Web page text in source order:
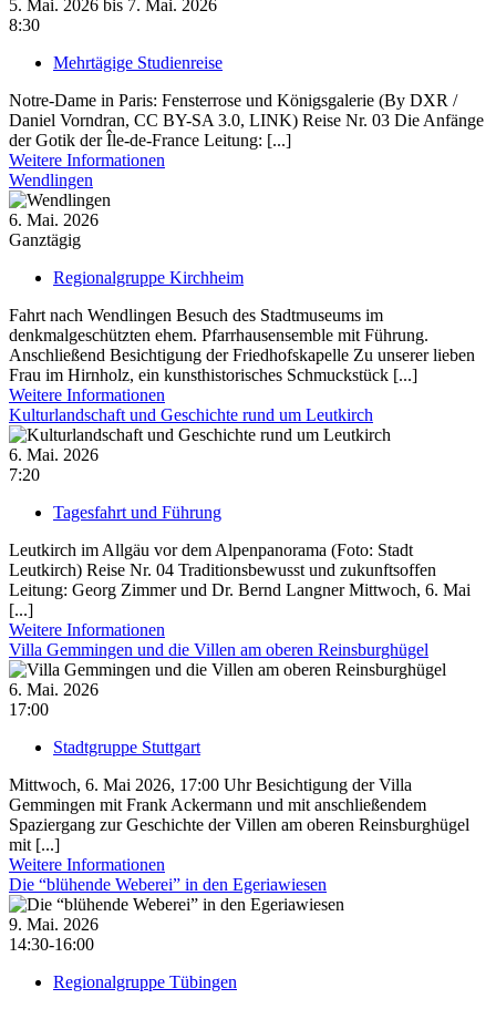
5. Mai. 2026 bis 7. Mai. 2026
8:30
Mehrtägige Studienreise
Notre-Dame in Paris: Fensterrose und Königsgalerie (By DXR /
Daniel Vorndran, CC BY-SA 3.0, LINK) Reise Nr. 03 Die Anfänge
der Gotik der Île-de-France Leitung: [...]
Weitere Informationen
Wendlingen
6. Mai. 2026
Ganztägig
Regionalgruppe Kirchheim
Fahrt nach Wendlingen Besuch des Stadtmuseums im
denkmalgeschützten ehem. Pfarrhausensemble mit Führung.
Anschließend Besichtigung der Friedhofskapelle Zu unserer lieben
Frau im Hirnholz, ein kunsthistorisches Schmuckstück [...]
Weitere Informationen
Kulturlandschaft und Geschichte rund um Leutkirch
6. Mai. 2026
7:20
Tagesfahrt und Führung
Leutkirch im Allgäu vor dem Alpenpanorama (Foto: Stadt
Leutkirch) Reise Nr. 04 Traditionsbewusst und zukunftsoffen
Leitung: Georg Zimmer und Dr. Bernd Langner Mittwoch, 6. Mai
[...]
Weitere Informationen
Villa Gemmingen und die Villen am oberen Reinsburghügel
6. Mai. 2026
17:00
Stadtgruppe Stuttgart
Mittwoch, 6. Mai 2026, 17:00 Uhr Besichtigung der Villa
Gemmingen mit Frank Ackermann und mit anschließendem
Spaziergang zur Geschichte der Villen am oberen Reinsburghügel
mit [...]
Weitere Informationen
Die “blühende Weberei” in den Egeriawiesen
9. Mai. 2026
14:30-16:00
Regionalgruppe Tübingen